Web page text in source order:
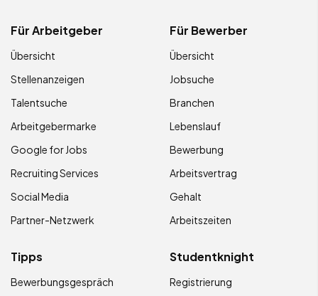
Für Arbeitgeber
Übersicht
Stellenanzeigen
Talentsuche
Arbeitgebermarke
Google for Jobs
Recruiting Services
Social Media
Partner-Netzwerk
Für Bewerber
Übersicht
Jobsuche
Branchen
Lebenslauf
Bewerbung
Arbeitsvertrag
Gehalt
Arbeitszeiten
Tipps
Bewerbungsgespräch
Studentknight
Registrierung